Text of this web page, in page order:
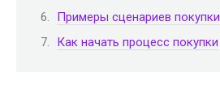
Примеры сценариев покупки
Как начать процесс покупки